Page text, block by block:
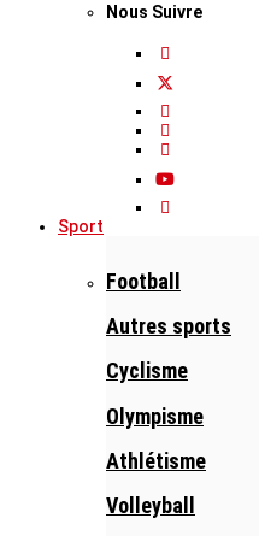
Nous Suivre
Sport
Football
Autres sports
Cyclisme
Olympisme
Athlétisme
Volleyball